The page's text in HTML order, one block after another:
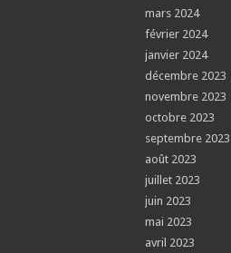
mars 2024
février 2024
janvier 2024
décembre 2023
novembre 2023
octobre 2023
septembre 2023
août 2023
juillet 2023
juin 2023
mai 2023
avril 2023